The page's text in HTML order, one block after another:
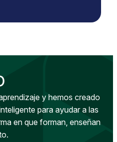
y hemos creado
para ayudar a las
en que forman, enseñan